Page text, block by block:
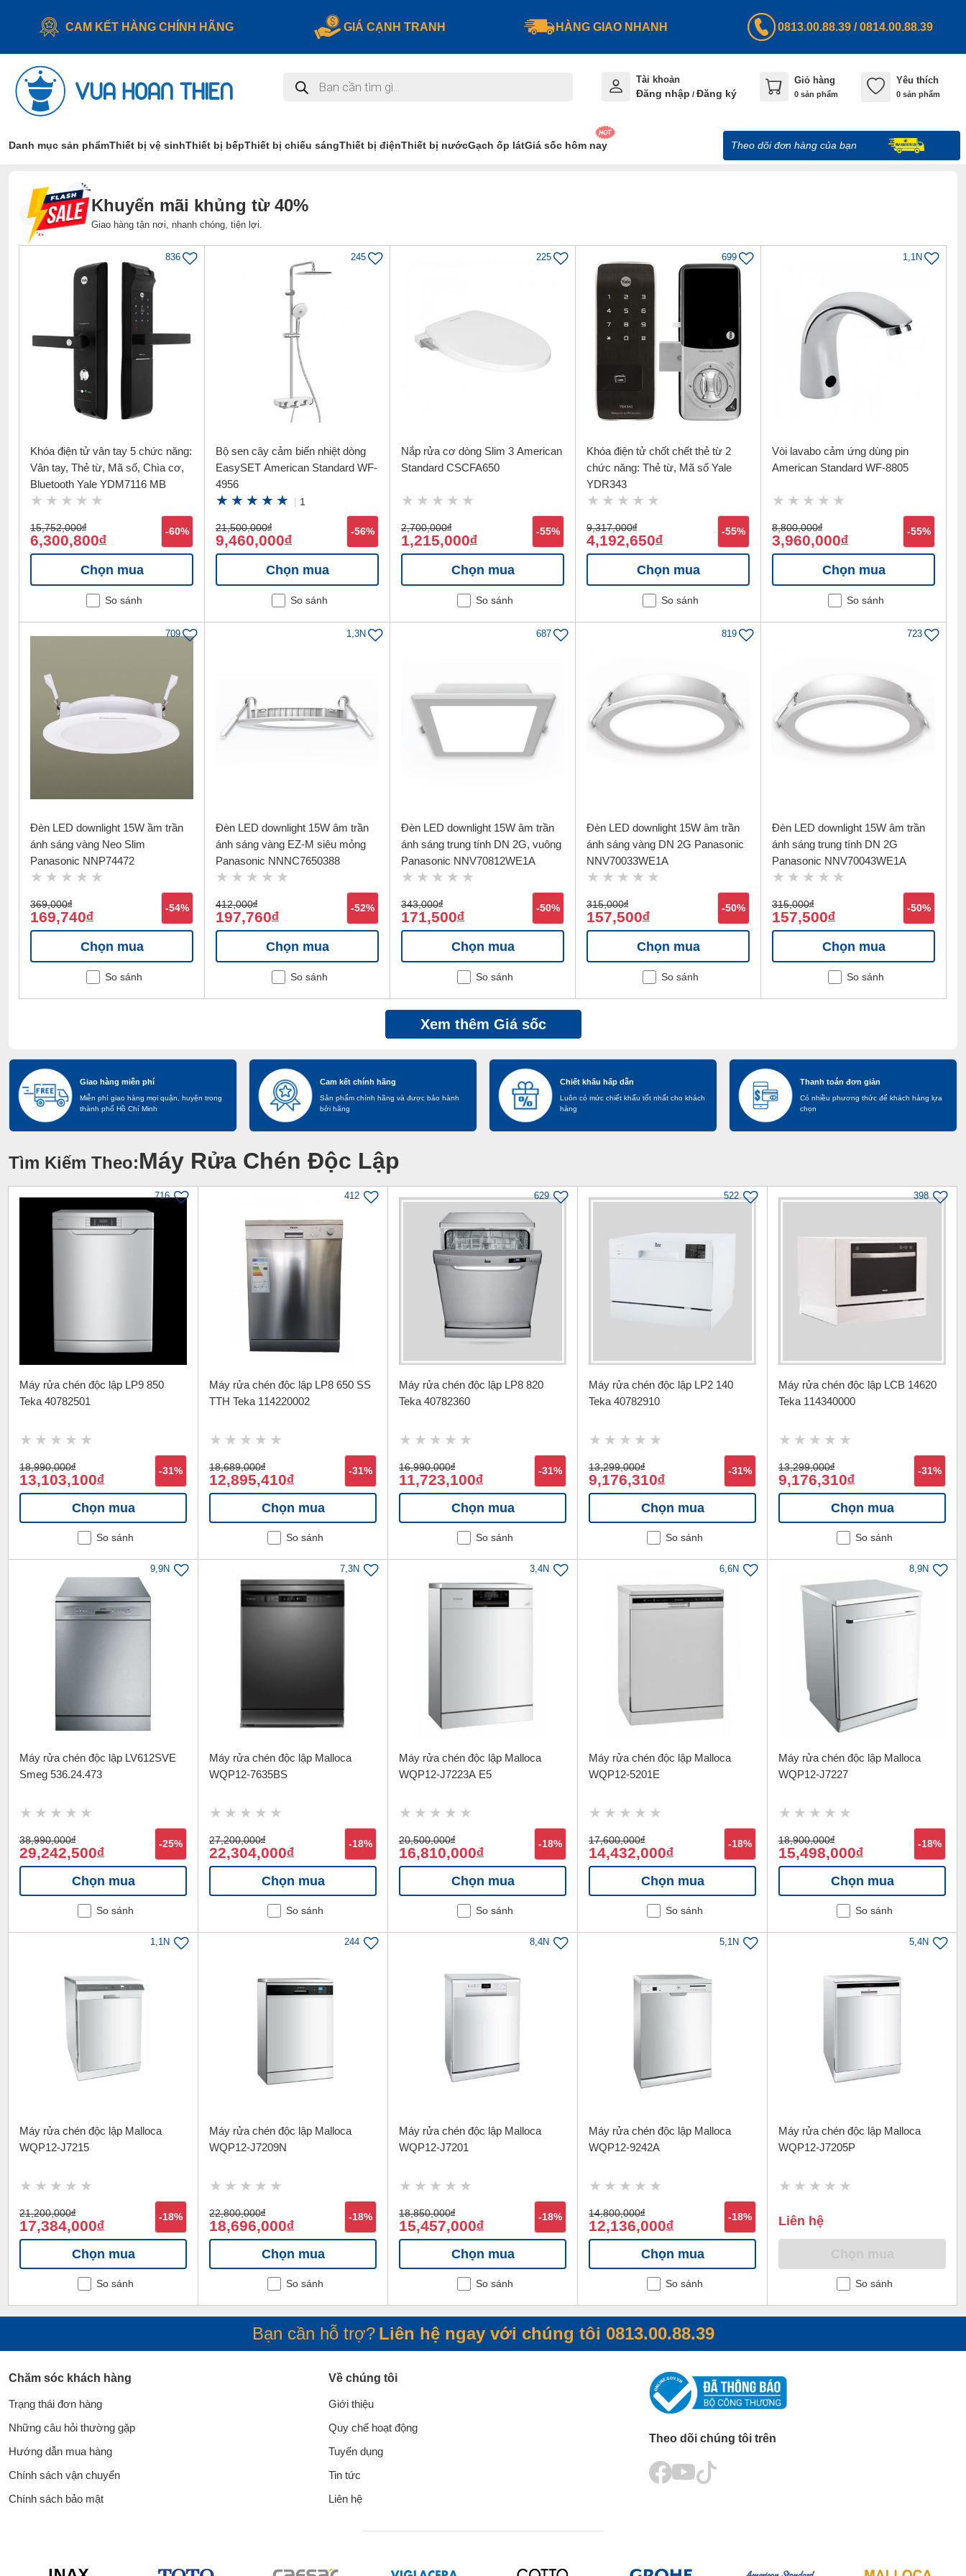
CAM KẾT HÀNG CHÍNH HÃNG GIÁ CẠNH TRANH HÀNG GIAO NHANH 0813.00.88.39 /0814.00.88.39
kiếm
sản
Tài khoản
Đăng nhập / Đăng ký
Giỏ hàng
0 sản phẩm
Yêu thích
0 sản phẩm
Danh mục sản phẩmThiết bị vệ sinhThiết bị bếpThiết bị chiếu sángThiết bị điệnThiết bị nướcGạch ốp látGiá sốc hôm nay Theo dõi đơn hàng của bạn
Khuyến mãi khủng từ 40%
Giao hàng tận nơi, nhanh chóng, tiện lợi.
836
Khóa điện tử vân tay 5 chức năng:
Vân tay, Thẻ từ, Mã số, Chìa cơ,
Bluetooth Yale YDM7116 MB
15,752,000đ
6,300,800đ
-60%
Chọn mua
So sánh
245
Bộ sen cây cảm biến nhiệt dòng
EasySET American Standard WF-
4956
| 1
21,500,000đ
9,460,000đ
-56%
Chọn mua
So sánh
225
Nắp rửa cơ dòng Slim 3 American
Standard CSCFA650
2,700,000đ
1,215,000đ
-55%
Chọn mua
So sánh
699
Khóa điện tử chốt chết thẻ từ 2
chức năng: Thẻ từ, Mã số Yale
YDR343
9,317,000đ
4,192,650đ
-55%
Chọn mua
So sánh
1,1N
Vòi lavabo cảm ứng dùng pin
American Standard WF-8805
8,800,000đ
3,960,000đ
-55%
Chọn mua
So sánh
709
Đèn LED downlight 15W ầm trần
ánh sáng vàng Neo Slim
Panasonic NNP74472
369,000đ
169,740đ
-54%
Chọn mua
So sánh
1,3N
Đèn LED downlight 15W âm trần
ánh sáng vàng EZ-M siêu mỏng
Panasonic NNNC7650388
412,000đ
197,760đ
-52%
Chọn mua
So sánh
687
Đèn LED downlight 15W âm trần
ánh sáng trung tính DN 2G, vuông
Panasonic NNV70812WE1A
343,000đ
171,500đ
-50%
Chọn mua
So sánh
819
Đèn LED downlight 15W âm trần
ánh sáng vàng DN 2G Panasonic
NNV70033WE1A
315,000đ
157,500đ
-50%
Chọn mua
So sánh
723
Đèn LED downlight 15W âm trần
ánh sáng trung tính DN 2G
Panasonic NNV70043WE1A
315,000đ
157,500đ
-50%
Chọn mua
So sánh
Xem thêm Giá sốc
Giao hàng miễn phí
Miễn phí giao hàng mọi quận, huyện trong
thành phố Hồ Chí Minh
Cam kết chính hãng
Sản phẩm chính hãng và được bảo hành
bởi hãng
Chiết khấu hấp dẫn
Luôn có mức chiết khấu tốt nhất cho khách
hàng
Thanh toán đơn giản
Có nhiều phương thức để khách hàng lựa
chọn
Tìm Kiếm Theo:Máy Rửa Chén Độc Lập
716
Máy rửa chén độc lập LP9 850
Teka 40782501
18,990,000đ
13,103,100đ
-31%
Chọn mua
So sánh
412
Máy rửa chén độc lập LP8 650 SS
TTH Teka 114220002
18,689,000đ
12,895,410đ
-31%
Chọn mua
So sánh
629
Máy rửa chén độc lập LP8 820
Teka 40782360
16,990,000đ
11,723,100đ
-31%
Chọn mua
So sánh
522
Máy rửa chén độc lập LP2 140
Teka 40782910
13,299,000đ
9,176,310đ
-31%
Chọn mua
So sánh
398
Máy rửa chén độc lập LCB 14620
Teka 114340000
13,299,000đ
9,176,310đ
-31%
Chọn mua
So sánh
9,9N
Máy rửa chén độc lập LV612SVE
Smeg 536.24.473
38,990,000đ
29,242,500đ
-25%
Chọn mua
So sánh
7,3N
Máy rửa chén độc lập Malloca
WQP12-7635BS
27,200,000đ
22,304,000đ
-18%
Chọn mua
So sánh
3,4N
Máy rửa chén độc lập Malloca
WQP12-J7223A E5
20,500,000đ
16,810,000đ
-18%
Chọn mua
So sánh
6,6N
Máy rửa chén độc lập Malloca
WQP12-5201E
17,600,000đ
14,432,000đ
-18%
Chọn mua
So sánh
8,9N
Máy rửa chén độc lập Malloca
WQP12-J7227
18,900,000đ
15,498,000đ
-18%
Chọn mua
So sánh
1,1N
Máy rửa chén độc lập Malloca
WQP12-J7215
21,200,000đ
17,384,000đ
-18%
Chọn mua
So sánh
244
Máy rửa chén độc lập Malloca
WQP12-J7209N
22,800,000đ
18,696,000đ
-18%
Chọn mua
So sánh
8,4N
Máy rửa chén độc lập Malloca
WQP12-J7201
18,850,000đ
15,457,000đ
-18%
Chọn mua
So sánh
5,1N
Máy rửa chén độc lập Malloca
WQP12-9242A
14,800,000đ
12,136,000đ
-18%
Chọn mua
So sánh
5,4N
Máy rửa chén độc lập Malloca
WQP12-J7205P
Liên hệ
So sánh
Bạn cần hỗ trợ? Liên hệ ngay với chúng tôi 0813.00.88.39
Chăm sóc khách hàng
Trạng thái đơn hàng
Những câu hỏi thường gặp
Hướng dẫn mua hàng
Chính sách vận chuyển
Chính sách bảo mật
Về chúng tôi
Giới thiệu
Quy chế hoạt động
Tuyển dụng
Tin tức
Liên hệ
Theo dõi chúng tôi trên